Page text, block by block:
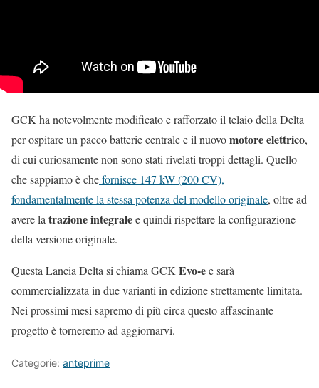
GCK ha notevolmente modificato e rafforzato il telaio della Delta
per ospitare un pacco batterie centrale e il nuovomotore elettrico,
di cui curiosamente non sono stati rivelati troppi dettagli. Quello
che sappiamo è chefornisce 147 kW (200 CV),
fondamentalmente la stessa potenza del modello originale, oltre ad
avere la trazione integralee quindi rispettare la configurazione
della versione originale.
Questa Lancia Delta si chiama GCK Evo-ee sarà
commercializzata in due varianti in edizione strettamente limitata.
Nei prossimi mesi sapremo di più circa questo affascinante
progetto è torneremo ad aggiornarvi.
Categorie: anteprime